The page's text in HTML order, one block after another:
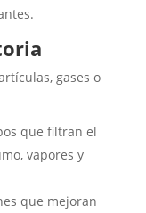
gases o
que filtran el
vapores y
que mejoran